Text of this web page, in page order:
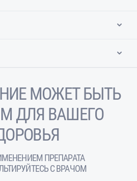
МОЖЕТ БЫТЬ
ДЛЯ ВАШЕГО
ПРЕПАРАТА
С ВРАЧОМ